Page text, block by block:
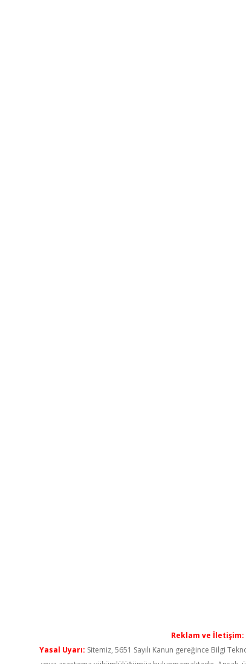
Reklam ve İletişim:
Yasal Uyarı: Sitemiz, 5651 Sayılı Kanun gereğince Bilgi